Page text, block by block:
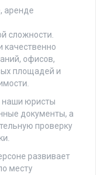
аренде
сложности.
качественно
офисов,
площадей и
наши юристы
документы, а
проверку
развивает
месту